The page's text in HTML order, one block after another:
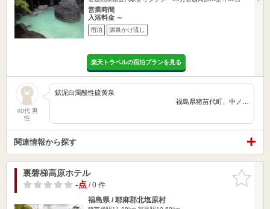
営業時間
入浴料金 ～
宿泊 源泉かけ流し
楽天トラベルの宿泊プランを見る
40代 男
性
鉱泥白濁酸性硫黄泉
福島県猪苗代町、中ノ…
関連情報から探す
お気に入
りに追加
裏磐梯高原ホテル
-点/ 0 件
福島県 / 耶麻郡北塩原村